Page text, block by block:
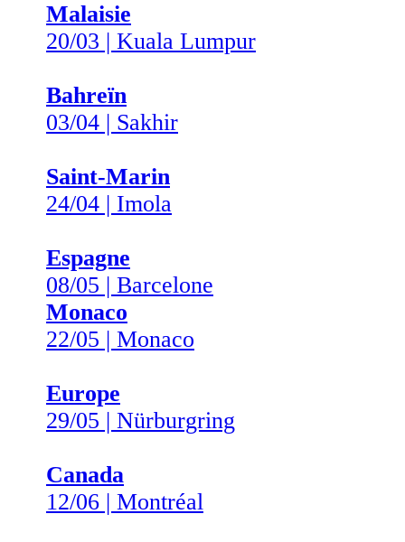
Malaisie
20/03 | Kuala Lumpur
Bahreïn
03/04 | Sakhir
Saint-Marin
24/04 | Imola
Espagne
08/05 | Barcelone
Monaco
22/05 | Monaco
Europe
29/05 | Nürburgring
Canada
12/06 | Montréal